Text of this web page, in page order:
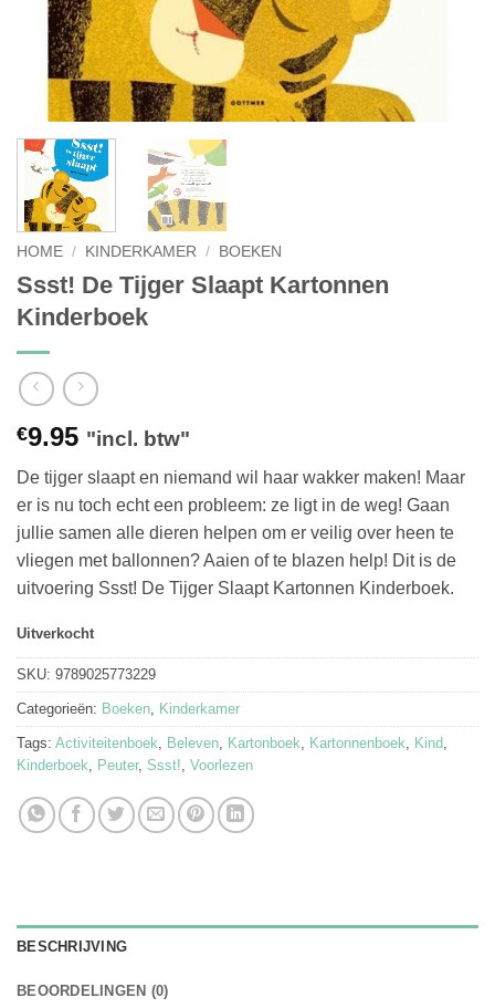
HOME / KINDERKAMER / BOEKEN
Ssst! De Tijger Slaapt Kartonnen
Kinderboek
€9.95 "incl. btw"
De tijger slaapt en niemand wil haar wakker maken! Maar
er is nu toch echt een probleem: ze ligt in de weg! Gaan
jullie samen alle dieren helpen om er veilig over heen te
vliegen met ballonnen? Aaien of te blazen help! Dit is de
uitvoering Ssst! De Tijger Slaapt Kartonnen Kinderboek.
Uitverkocht
SKU: 9789025773229
Categorieën: Boeken Kinderkamer
Tags: Activiteitenboek Beleven Kartonboek Kartonnenboek Kind
Kinderboek
Peuter, Ssst! Voorlezen
BESCHRIJVING
BEOORDELINGEN (0)